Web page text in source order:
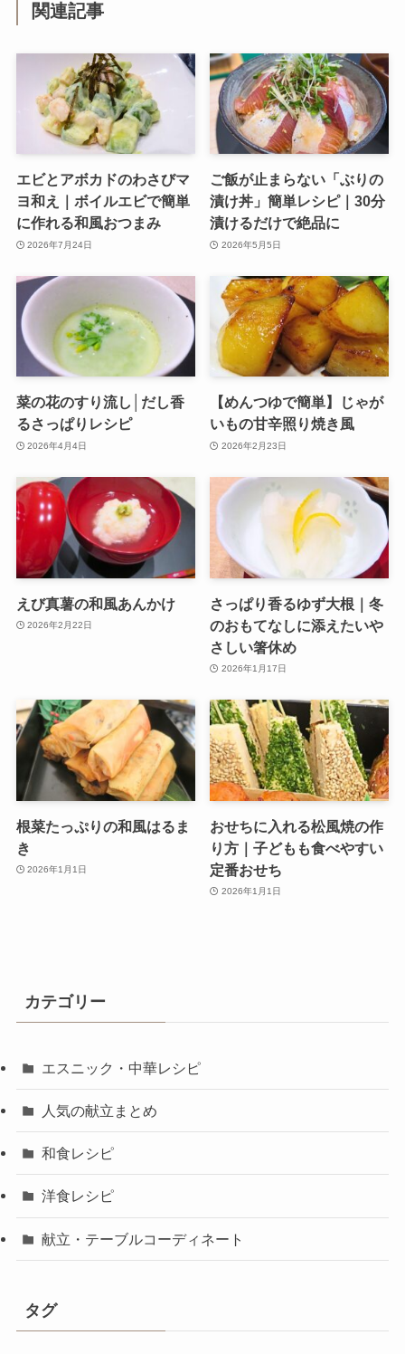
関連記事
エビとアボカドのわさびマ
ヨ和え｜ボイルエビで簡単
に作れる和風おつまみ
2026年7月24日
ご飯が止まらない「ぶりの
漬け丼」簡単レシピ｜30分
漬けるだけで絶品に
2026年5月5日
菜の花のすり流し│だし香
るさっぱりレシピ
2026年4月4日
【めんつゆで簡単】じゃが
いもの甘辛照り焼き風
2026年2月23日
えび真薯の和風あんかけ
2026年2月22日
さっぱり香るゆず大根｜冬
のおもてなしに添えたいや
さしい箸休め
2026年1月17日
根菜たっぷりの和風はるま
き
2026年1月1日
おせちに入れる松風焼の作
り方｜子どもも食べやすい
定番おせち
2026年1月1日
カテゴリー
エスニック・中華レシピ
人気の献立まとめ
和食レシピ
洋食レシピ
献立・テーブルコーディネート
タグ